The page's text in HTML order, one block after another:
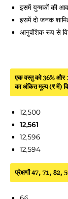
इसमें युग्मकों की
इसमें दो जनक
आनुवंशिक रूप से
एक वस्तु को 36% और
का अंकित मूल्य (₹ में)
12,500
12,561
12,596
12,594
प्रेक्षणों 47, 71, 82,